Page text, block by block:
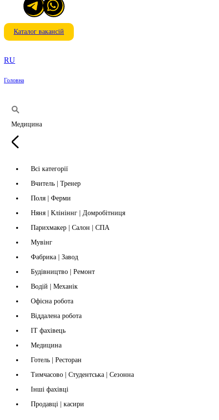
Каталог вакансій
RU
Головна
Медицина
Всі категорії
Вчитель | Тренер
Поля | Ферми
Няня | Клініннг | Домробітниця
Парихмакер | Салон | СПА
Мувінг
Фабрика | Завод
Будівництво | Ремонт
Водій | Механік
Офісна робота
Віддалена робота
IT фахівець
Медицина
Готель | Ресторан
Тимчасово | Студентська | Сезонна
Інші фахівці
Продавці | касири